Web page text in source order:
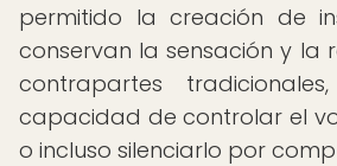
permitido la creación de
conservan la sensación y la
contrapartes
capacidad de controlar el
o incluso silenciarlo por